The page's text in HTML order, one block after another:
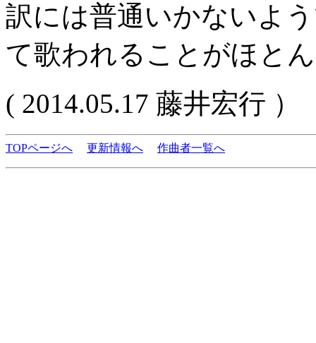
訳には普通いかないよ
て歌われることがほと
( 2014.05.17 藤井宏行 ）
TOPページへ 更新情報へ 作曲者一覧へ